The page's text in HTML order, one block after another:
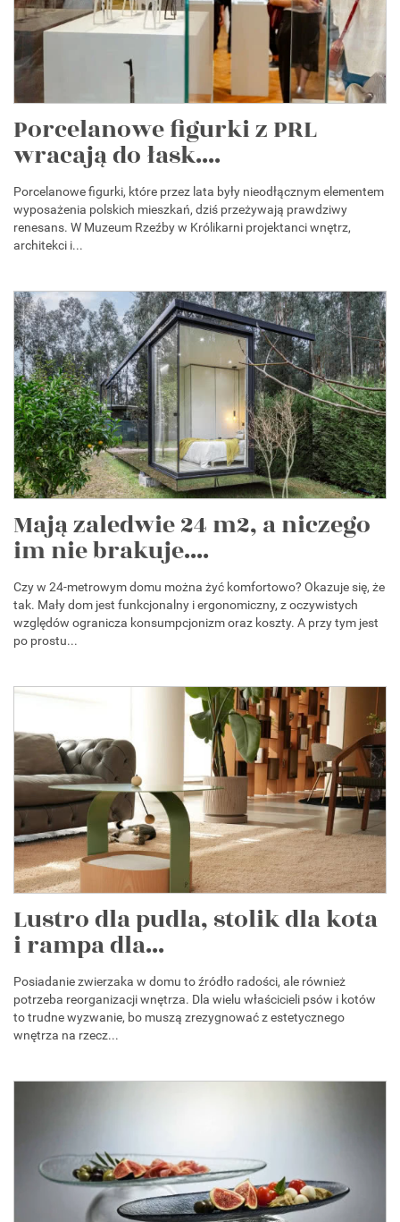
Porcelanowe figurki z PRL
wracają do łask....
Porcelanowe figurki, które przez lata były nieodłącznym elementem
wyposażenia polskich mieszkań, dziś przeżywają prawdziwy
renesans. W Muzeum Rzeźby w Królikarni projektanci wnętrz,
architekci i...
Mają zaledwie 24 m2, a niczego
im nie brakuje....
Czy w 24-metrowym domu można żyć komfortowo? Okazuje się, że
tak. Mały dom jest funkcjonalny i ergonomiczny, z oczywistych
względów ogranicza konsumpcjonizm oraz koszty. A przy tym jest
po prostu...
Lustro dla pudla, stolik dla kota
i rampa dla...
Posiadanie zwierzaka w domu to źródło radości, ale również
potrzeba reorganizacji wnętrza. Dla wielu właścicieli psów i kotów
to trudne wyzwanie, bo muszą zrezygnować z estetycznego
wnętrza na rzecz...